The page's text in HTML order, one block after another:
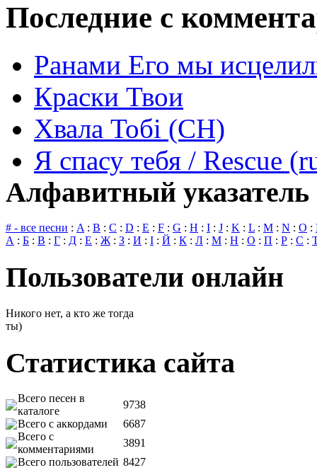
Последние с
Ранами Его мы
Краски Твои
Хвала Тобі (СН)
Я спасу тебя / Rescue
Алфавитный указатель
# - все песни : A: B : C : D : E : F : G : H : I : J : K : L : M : N : O :
А : Б : В : Г : Д : Е : Ж: З : И : І : Й : К : Л : М : Н : О : П : Р : С :
Пользователи онлайн
Никого нет, а кто же тогда
ты)
Статистика сайта
Всего песен в
каталоге
9738
Всего с аккордами
6687
Всего с
комментариями
3891
Всего пользователей 8427